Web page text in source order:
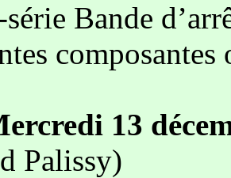
Bande
composantes
13
Palissy)